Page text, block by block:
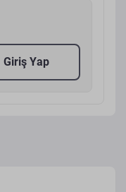
Giriş Yap